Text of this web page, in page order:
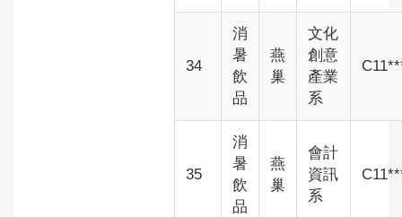
34
消
暑
飲
品
燕
巢
文化
創意
產業
系
35
消
暑
飲
品
燕
巢
會計
資訊
系